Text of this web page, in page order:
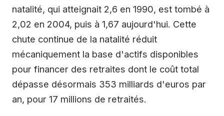
natalité, qui atteignait 2,6 en 1990, est tombé à
2,02 en 2004, puis à 1,67 aujourd'hui. Cette
chute continue de la natalité réduit
mécaniquement la base d'actifs disponibles
pour financer des retraites dont le coût total
dépasse désormais 353 milliards d'euros par
an, pour 17 millions de retraités.